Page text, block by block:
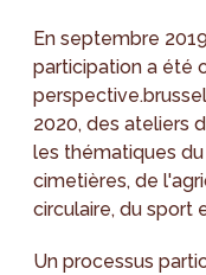
En septembre
participation a été
2020, des ateliers
les thématiques
cimetières, de
circulaire, du sport
Un processus